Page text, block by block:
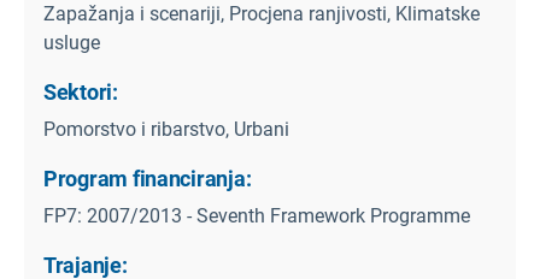
Zapažanja i scenariji, Procjena ranjivosti, Klimatske
usluge
Sektori:
Pomorstvo i ribarstvo, Urbani
Program financiranja:
FP7: 2007/2013 - Seventh Framework Programme
Trajanje: